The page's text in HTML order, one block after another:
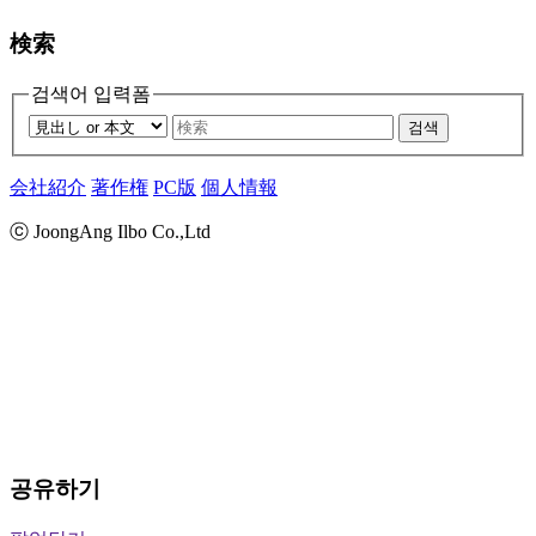
検索
검색어 입력폼
검색
会社紹介 著作権 PC版 個人情報
ⓒ JoongAng Ilbo Co.,Ltd
공유하기